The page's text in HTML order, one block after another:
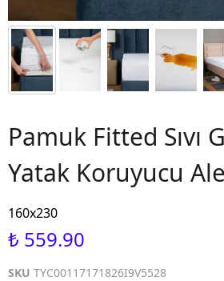
Pamuk Fitted Sıvı
Yatak Koruyucu
160x230
₺ 559.90
SKU TYC00117171826I9V5528